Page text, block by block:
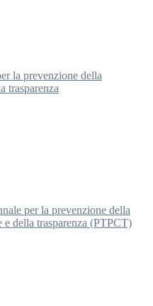
la prevenzione della
trasparenza
per la prevenzione della
e della trasparenza (PTPCT)